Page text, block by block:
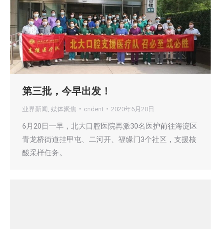
第三批，今早出发！
业界新闻 媒体聚焦 cndent 2020年6月20日
6月20日一早，北大口腔医院再派30名医护前往海淀区
青龙桥街道挂甲屯、二河开、福缘门3个社区，支援核
酸采样任务。